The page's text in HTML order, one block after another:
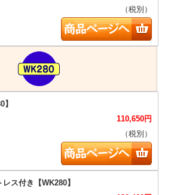
（税別）
110,650円
（税別）